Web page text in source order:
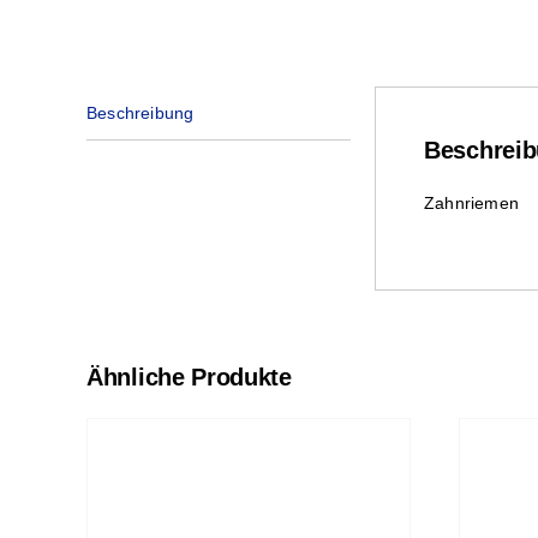
Beschreibung
Zahnriemen
Ähnliche Produkte